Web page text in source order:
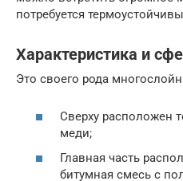
потребуется
Характеристика и
Это своего рода
Сверху расположен
меди;
Главная часть
битумная смесь с